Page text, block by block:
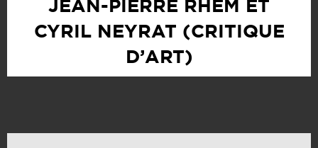
JEAN-PIERRE RHEM ET
CYRIL NEYRAT (CRITIQUE
D’ART)